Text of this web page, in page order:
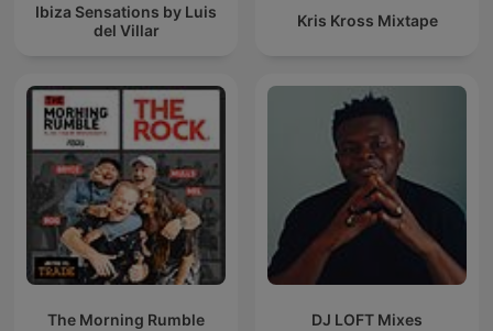
Ibiza Sensations by Luis
del Villar
Kris Kross Mixtape
The Morning Rumble DJ LOFT Mixes